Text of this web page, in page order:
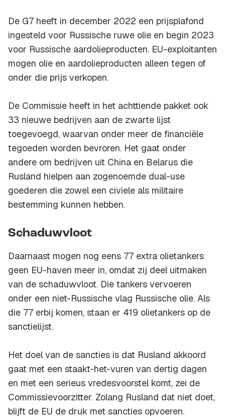
De G7 heeft in december 2022 een prijsplafond
ingesteld voor Russische ruwe olie en begin 2023
voor Russische aardolieproducten. EU-exploitanten
mogen olie en aardolieproducten alleen tegen of
onder die prijs verkopen.
De Commissie heeft in het achttiende pakket ook
33 nieuwe bedrijven aan de zwarte lijst
toegevoegd, waarvan onder meer de financiële
tegoeden worden bevroren. Het gaat onder
andere om bedrijven uit China en Belarus die
Rusland hielpen aan zogenoemde dual-use
goederen die zowel een civiele als militaire
bestemming kunnen hebben.
Schaduwvloot
Daarnaast mogen nog eens 77 extra olietankers
geen EU-haven meer in, omdat zij deel uitmaken
van de schaduwvloot. Die tankers vervoeren
onder een niet-Russische vlag Russische olie. Als
die 77 erbij komen, staan er 419 olietankers op de
sanctielijst.
Het doel van de sancties is dat Rusland akkoord
gaat met een staakt-het-vuren van dertig dagen
en met een serieus vredesvoorstel komt, zei de
Commissievoorzitter. Zolang Rusland dat niet doet,
blijft de EU de druk met sancties opvoeren.